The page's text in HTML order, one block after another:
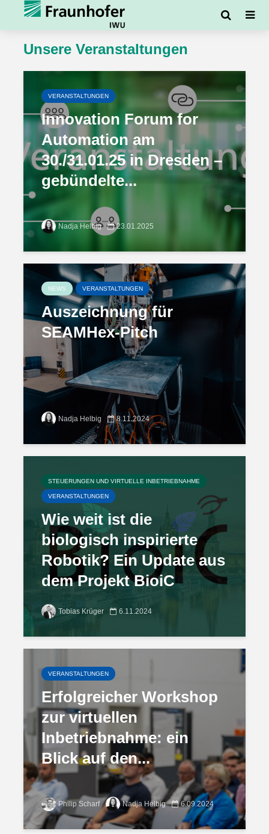
Unsere Veranstaltungen
VERANSTALTUNGEN
Innovation Forum for
Automation am
30./31.01.25 in Dresden –
gebündelte...
Nadja Helbig 23.01.2025
NEWS VERANSTALTUNGEN
Auszeichnung für
SEAMHex-Pitch
Nadja Helbig 8.11.2024
STEUERUNGEN UND VIRTUELLE INBETRIEBNAHME
VERANSTALTUNGEN
Wie weit ist die
biologisch inspirierte
Robotik? Ein Update aus
dem Projekt BioiC
Tobias Krüger 6.11.2024
VERANSTALTUNGEN
Erfolgreicher Workshop
zur virtuellen
Inbetriebnahme: ein
Blick auf den...
Philip Scharf Nadja Helbig 6.09.2024